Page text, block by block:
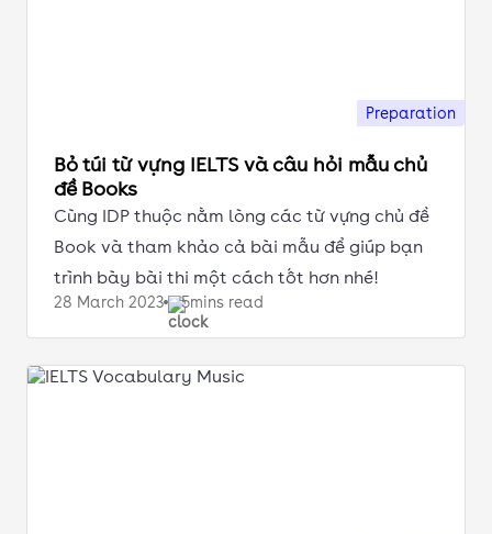
Preparation
Bỏ túi từ vựng IELTS và câu hỏi mẫu chủ
đề Books
Cùng IDP thuộc nằm lòng các từ vựng chủ đề
Book và tham khảo cả bài mẫu để giúp bạn
trình bày bài thi một cách tốt hơn nhé!
28 March 2023 5mins read